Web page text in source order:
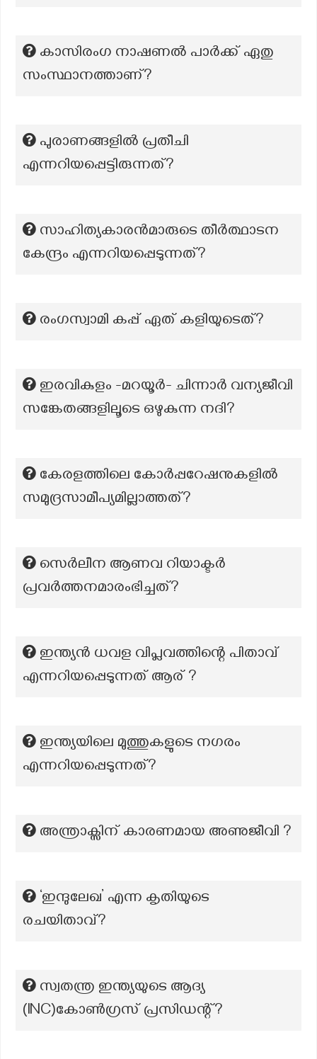
കാസിരംഗ നാഷണൽ പാർക്ക് ഏതു
സംസ്ഥാനത്താണ്?
പുരാണങ്ങളില്‍ പ്രതീചി
എന്നറിയപ്പെട്ടിരുന്നത്?
സാഹിത്യകാരൻമാരുടെ തീർത്ഥാടന
കേന്ദ്രം എന്നറിയപ്പെടുന്നത്?
രംഗസ്വാമി കപ്പ് ഏത് കളിയുടെത്?
ഇരവികുളം -മറയൂർ- ചിന്നാർ വന്യജീവി
സങ്കേതങ്ങളിലൂടെ ഒഴുകുന്ന നദി?
കേരളത്തിലെ കോർപ്പറേഷനുകളിൽ
സമുദ്രസാമീപ്യമില്ലാത്തത്?
സെർലീന ആണവ റിയാക്ടർ
പ്രവർത്തനമാരംഭിച്ചത്?
ഇന്ത്യൻ ധവള വിപ്ലവത്തിന്റെ പിതാവ്
എന്നറിയപ്പെടുന്നത് ആര് ?
ഇന്ത്യയിലെ മുത്തുകളുടെ നഗരം
എന്നറിയപ്പെടുന്നത്?
അന്ത്രാക്സിന് കാരണമായ അണുജീവി ?
‘ഇന്ദുലേഖ’ എന്ന കൃതിയുടെ
രചയിതാവ്?
സ്വതന്ത്ര ഇന്ത്യയുടെ ആദ്യ
(INC)കോൺഗ്രസ് പ്രസിഡന്റ്?